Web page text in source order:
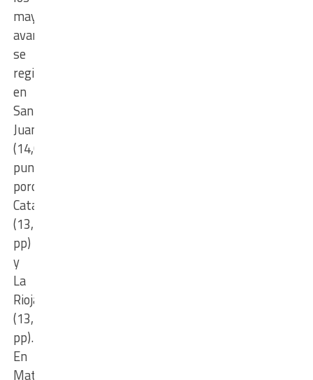
mayores
avances
se
registraron
en
San
Juan
(14,0
puntos
porcentuales),
Catamarca
(13,5
pp)
y
La
Rioja
(13,2
pp).
En
Matemática,